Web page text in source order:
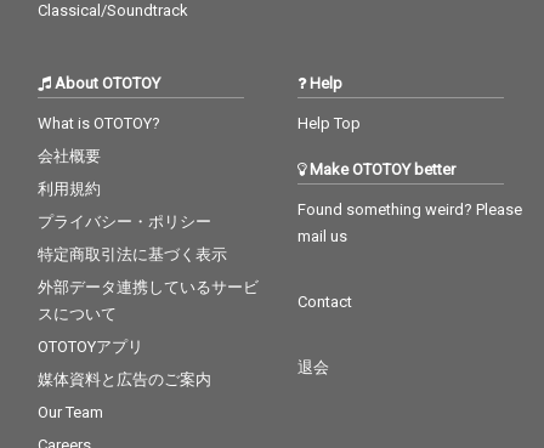
Classical/Soundtrack
About OTOTOY
What is OTOTOY?
会社概要
利用規約
プライバシー・ポリシー
特定商取引法に基づく表示
外部データ連携しているサービ
スについて
OTOTOYアプリ
媒体資料と広告のご案内
Our Team
Help
Help Top
Make OTOTOY better
Found something weird? Please
mail us
Contact
退会